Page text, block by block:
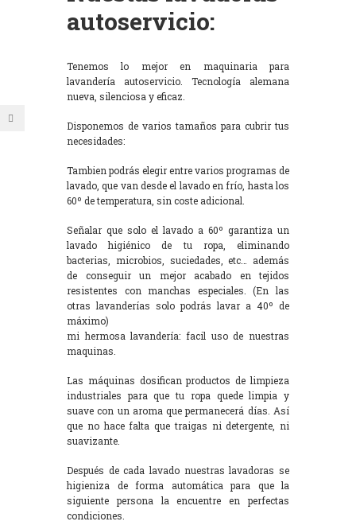
autoservicio:
Tenemos lo mejor en maquinaria para
lavandería autoservicio. Tecnología alemana
nueva, silenciosa y eficaz.
Disponemos de varios tamaños para cubrir tus
necesidades:
Tambien podrás elegir entre varios programas de
lavado, que van desde el lavado en frío, hasta los
60º de temperatura, sin coste adicional.
Señalar que solo el lavado a 60º garantiza un
lavado higiénico de tu ropa, eliminando
bacterias, microbios, suciedades, etc… además
de conseguir un mejor acabado en tejidos
resistentes con manchas especiales. (En las
otras lavanderías solo podrás lavar a 40º de
máximo)
mi hermosa lavandería: facil uso de nuestras
maquinas.
Las máquinas dosifican productos de limpieza
industriales para que tu ropa quede limpia y
suave con un aroma que permanecerá días. Así
que no hace falta que traigas ni detergente, ni
suavizante.
Después de cada lavado nuestras lavadoras se
higieniza de forma automática para que la
siguiente persona la encuentre en perfectas
condiciones.